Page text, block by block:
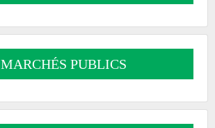
MARCHÉS PUBLICS